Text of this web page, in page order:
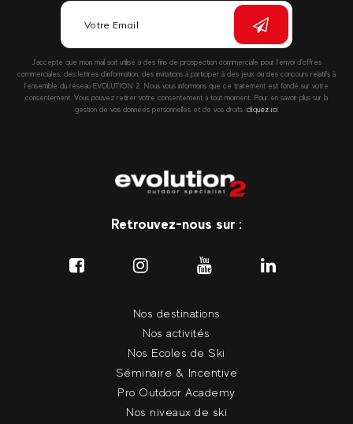
J’accepte que mon mail soit utilisé à des fins de prospection commerciale pour l’envoi d’offres
commerciales, des lettres d’information, des invitations à participer à des jeux ou des concours relatifs à
l’ensemble du réseau EVOLUTION 2. Nous vous informons que ce traitement est fondé sur votre
consentement. Vous pouvez retirer votre consentement à tout moment. Pour en savoir plus sur la
gestion de vos données personnelles et de vos droits :cliquez ici
Retrouvez-nous sur :
Nos destinations
Nos activités
Nos Ecoles de Ski
Séminaire & Incentive
Pro Outdoor Academy
Nos niveaux de ski